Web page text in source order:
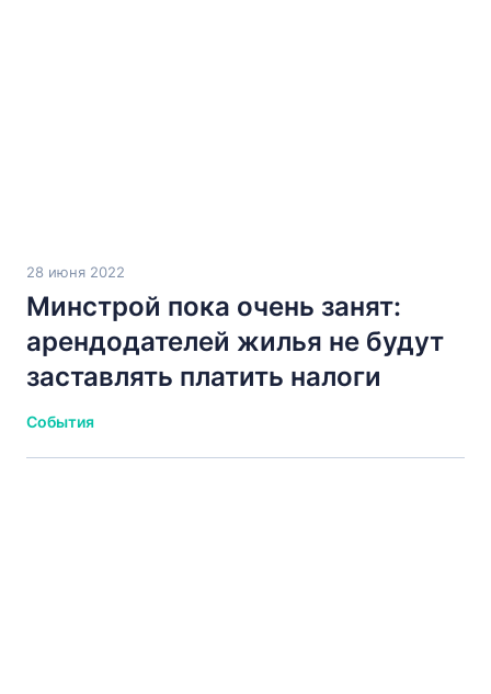
28 июня 2022
Минстрой пока очень занят:
арендодателей жилья не будут
заставлять платить налоги
События